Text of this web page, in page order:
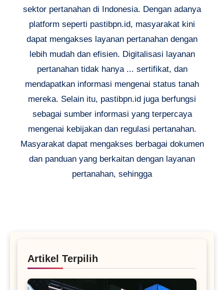
sektor pertanahan di Indonesia. Dengan adanya
platform seperti pastibpn.id, masyarakat kini
dapat mengakses layanan pertanahan dengan
lebih mudah dan efisien. Digitalisasi layanan
pertanahan tidak hanya ... sertifikat, dan
mendapatkan informasi mengenai status tanah
mereka. Selain itu, pastibpn.id juga berfungsi
sebagai sumber informasi yang terpercaya
mengenai kebijakan dan regulasi pertanahan.
Masyarakat dapat mengakses berbagai dokumen
dan panduan yang berkaitan dengan layanan
pertanahan, sehingga
Artikel Terpilih